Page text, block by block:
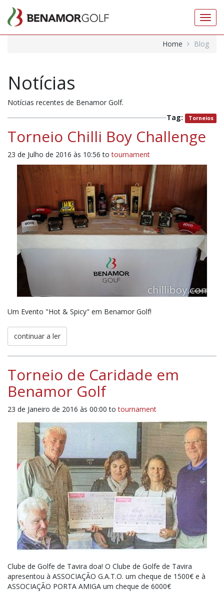
Home
Blog
Notícias
Notícias recentes de Benamor Golf.
Tag:
Torneios
Torneio Chilli Boy Challenge
23 de Julho de 2016 às 10:56 totournament
Um Evento "Hot & Spicy" em Benamor Golf!
continuar a ler
Torneio de Caridade em
Benamor Golf
23 de Janeiro de 2016 às 00:00 totournament
Clube de Golfe de Tavira doa! O Clube de Golfe de Tavira
apresentou à ASSOCIAÇÃO G.A.T.O. um cheque de 1500€ e à
ASSOCIAÇÃO PORTA AMIGA um cheque de 6000€